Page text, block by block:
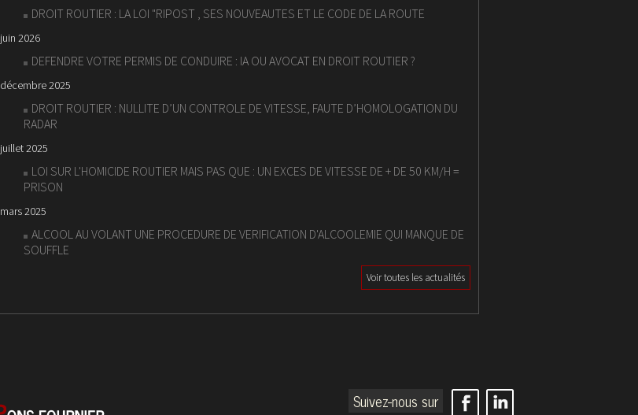
DROIT ROUTIER : LA LOI "RIPOST , SES NOUVEAUTES ET LE CODE DE LA ROUTE
juin 2026
DEFENDRE VOTRE PERMIS DE CONDUIRE : IA OU AVOCAT EN DROIT ROUTIER ?
décembre 2025
DROIT ROUTIER : NULLITE D’UN CONTROLE DE VITESSE, FAUTE D’HOMOLOGATION DU
RADAR
juillet 2025
LOI SUR L'HOMICIDE ROUTIER MAIS PAS QUE : UN EXCES DE VITESSE DE + DE 50 KM/H =
PRISON
mars 2025
ALCOOL AU VOLANT UNE PROCEDURE DE VERIFICATION D'ALCOOLEMIE QUI MANQUE DE
SOUFFLE
Voir toutes les actualités
Suivez-nous sur